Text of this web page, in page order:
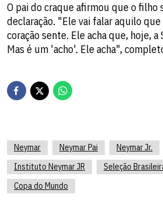
O pai do craque afirmou que o filho
declaração. "Ele vai falar aquilo
coração sente. Ele acha que, hoje,
Mas é um 'acho'. Ele acha",
Neymar Neymar Pai
Neymar Jr.
Instituto Neymar JR
Seleção
Copa do Mundo